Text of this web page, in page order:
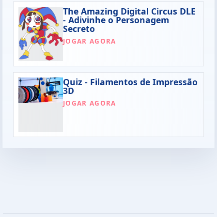
The Amazing Digital Circus DLE
- Adivinhe o Personagem
Secreto
JOGAR AGORA
Quiz - Filamentos de Impressão
3D
JOGAR AGORA